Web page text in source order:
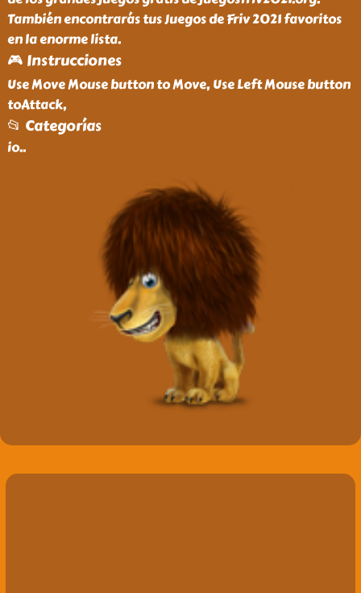
También encontrarás tus Juegos de Friv 2021 favoritos
en la enorme lista.
🎮 Instrucciones
Use Move Mouse button to Move, Use Left Mouse button
toAttack,
📂 Categorías
io..